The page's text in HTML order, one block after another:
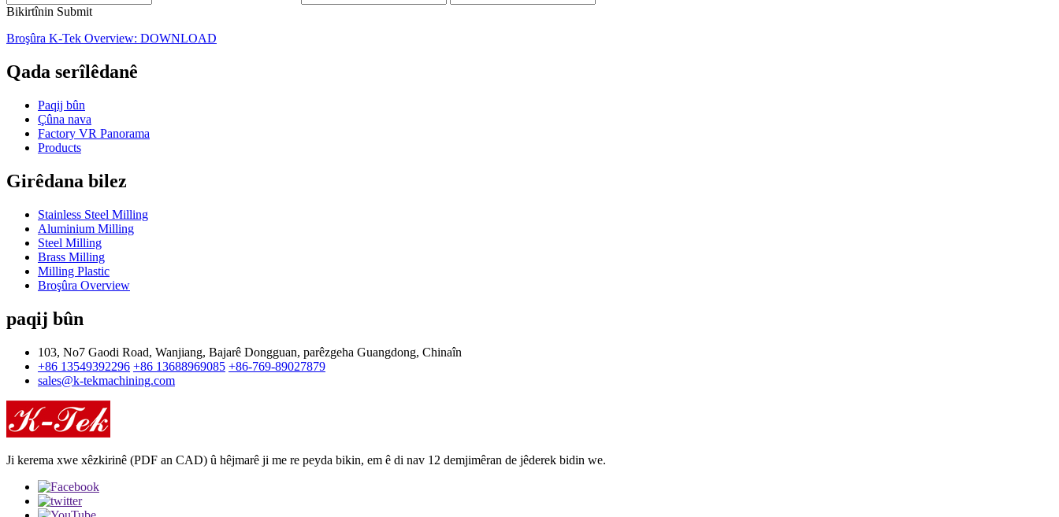
Bikirtînin Submit
Broşûra K-Tek Overview: DOWNLOAD
Qada serîlêdanê
Paqij bûn
Çûna nava
Factory VR Panorama
Products
Girêdana bilez
Stainless Steel Milling
Aluminium Milling
Steel Milling
Brass Milling
Milling Plastic
Broşûra Overview
paqij bûn
103, No7 Gaodi Road, Wanjiang, Bajarê Dongguan, parêzgeha Guangdong, Chinaîn
+86 13549392296 +86 13688969085 +86-769-89027879
sales@k-tekmachining.com
Ji kerema xwe xêzkirinê (PDF an CAD) û hêjmarê ji me re peyda bikin, em ê di nav 12 demjimêran de jêderek bidin we.